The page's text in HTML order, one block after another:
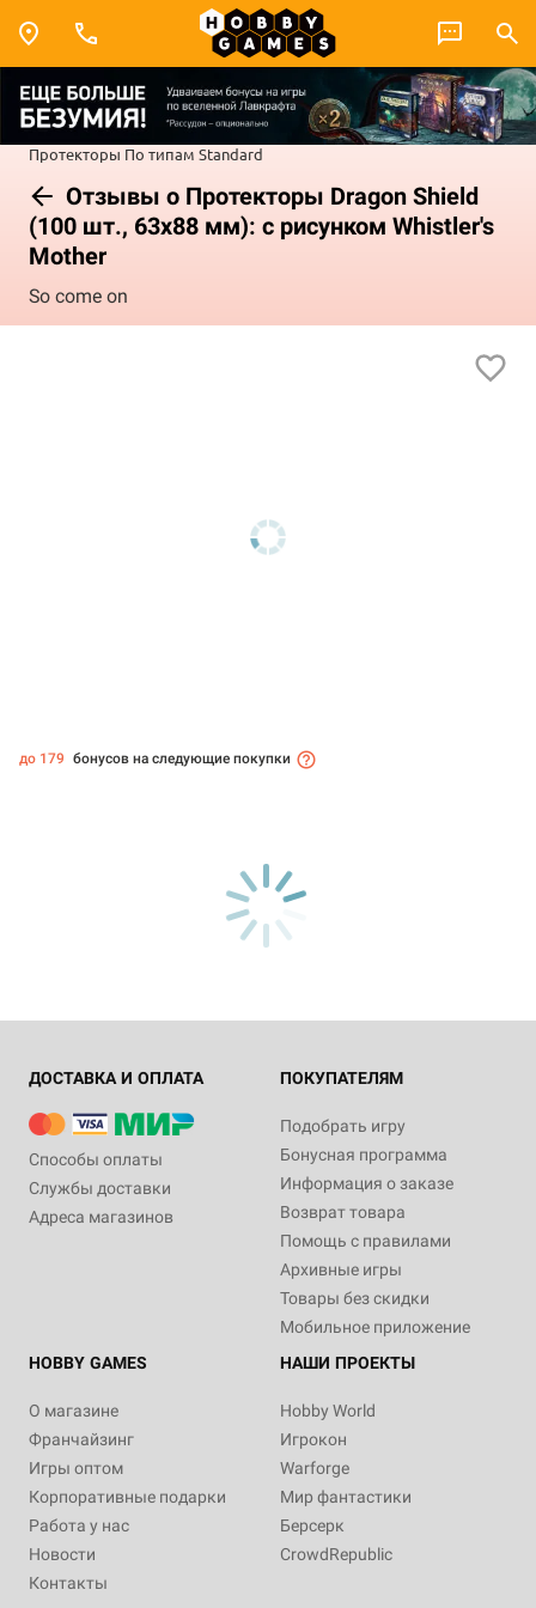
Протекторы По типам Standard
Отзывы о Протекторы Dragon Shield
(100 шт., 63x88 мм): с рисунком Whistler's
Mother
So come on
до 179 бонусов на следующие покупки
ДОСТАВКА И ОПЛАТА
Способы оплаты
Службы доставки
Адреса магазинов
ПОКУПАТЕЛЯМ
Подобрать игру
Бонусная программа
Информация о заказе
Возврат товара
Помощь с правилами
Архивные игры
Товары без скидки
Мобильное приложение
HOBBY GAMES
О магазине
Франчайзинг
Игры оптом
Корпоративные подарки
Работа у нас
Новости
Контакты
НАШИ ПРОЕКТЫ
Hobby World
Игрокон
Warforge
Мир фантастики
Берсерк
CrowdRepublic